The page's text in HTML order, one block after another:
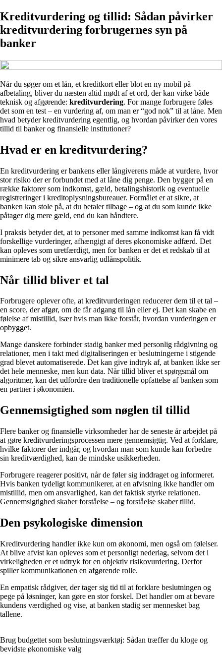
Kreditvurdering og tillid: Sådan påvirker
kreditvurdering forbrugernes syn på
banker
Når du søger om et lån, et kreditkort eller blot en ny mobil på
afbetaling, bliver du næsten altid mødt af et ord, der kan virke både
teknisk og afgørende: kreditvurdering. For mange forbrugere føles
det som en test – en vurdering af, om man er “god nok” til at låne. Men
hvad betyder kreditvurdering egentlig, og hvordan påvirker den vores
tillid til banker og finansielle institutioner?
Hvad er en kreditvurdering?
En kreditvurdering er bankens eller långiverens måde at vurdere, hvor
stor risiko der er forbundet med at låne dig penge. Den bygger på en
række faktorer som indkomst, gæld, betalingshistorik og eventuelle
registreringer i kreditoplysningsbureauer. Formålet er at sikre, at
banken kan stole på, at du betaler tilbage – og at du som kunde ikke
påtager dig mere gæld, end du kan håndtere.
I praksis betyder det, at to personer med samme indkomst kan få vidt
forskellige vurderinger, afhængigt af deres økonomiske adfærd. Det
kan opleves som uretfærdigt, men for banken er det et redskab til at
minimere tab og sikre ansvarlig udlånspolitik.
Når tillid bliver et tal
Forbrugere oplever ofte, at kreditvurderingen reducerer dem til et tal –
en score, der afgør, om de får adgang til lån eller ej. Det kan skabe en
følelse af mistillid, især hvis man ikke forstår, hvordan vurderingen er
opbygget.
Mange danskere forbinder stadig banker med personlig rådgivning og
relationer, men i takt med digitaliseringen er beslutningerne i stigende
grad blevet automatiserede. Det kan give indtryk af, at banken ikke ser
det hele menneske, men kun data. Når tillid bliver et spørgsmål om
algoritmer, kan det udfordre den traditionelle opfattelse af banken som
en partner i økonomien.
Gennemsigtighed som nøglen til tillid
Flere banker og finansielle virksomheder har de seneste år arbejdet på
at gøre kreditvurderingsprocessen mere gennemsigtig. Ved at forklare,
hvilke faktorer der indgår, og hvordan man som kunde kan forbedre
sin kreditværdighed, kan de mindske usikkerheden.
Forbrugere reagerer positivt, når de føler sig inddraget og informeret.
Hvis banken tydeligt kommunikerer, at en afvisning ikke handler om
mistillid, men om ansvarlighed, kan det faktisk styrke relationen.
Gennemsigtighed skaber forståelse – og forståelse skaber tillid.
Den psykologiske dimension
Kreditvurdering handler ikke kun om økonomi, men også om følelser.
At blive afvist kan opleves som et personligt nederlag, selvom det i
virkeligheden er et udtryk for en objektiv risikovurdering. Derfor
spiller kommunikationen en afgørende rolle.
En empatisk rådgiver, der tager sig tid til at forklare beslutningen og
pege på løsninger, kan gøre en stor forskel. Det handler om at bevare
kundens værdighed og vise, at banken stadig ser mennesket bag
tallene.
Brug budgettet som beslutningsværktøj: Sådan træffer du kloge og
bevidste økonomiske valg